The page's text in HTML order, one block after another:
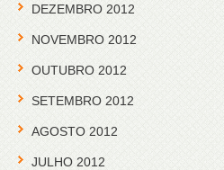
DEZEMBRO 2012
NOVEMBRO 2012
OUTUBRO 2012
SETEMBRO 2012
AGOSTO 2012
JULHO 2012